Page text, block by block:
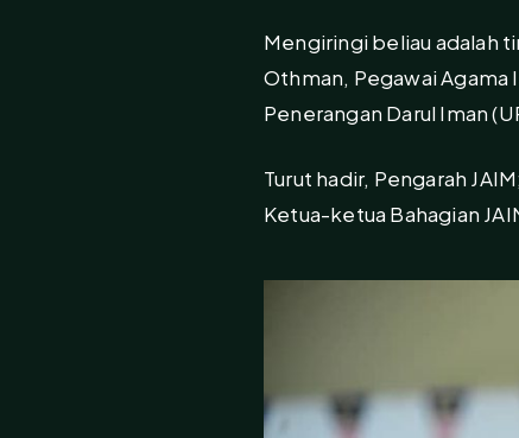
Mengiringi beliau adalah
Othman, Pegawai Agama
Penerangan Darul Iman
Turut hadir, Pengarah
Ketua-ketua Bahagian